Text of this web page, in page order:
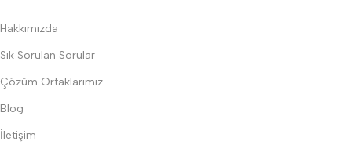
Hakkımızda
Sık Sorulan Sorular
Çözüm Ortaklarımız
Blog
İletişim